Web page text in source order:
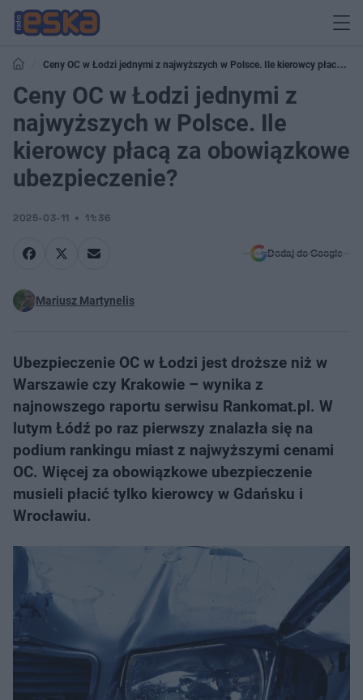
Ceny OC w Łodzi jednymi z najwyższych w Polsce. Ile kierowcy płacą za
obowiązkowe ubezpieczenie?
Ceny OC w Łodzi jednymi z
najwyższych w Polsce. Ile
kierowcy płacą za obowiązkowe
ubezpieczenie?
2025-03-11 11:36
Dodaj do Google
Mariusz Martynelis
Ubezpieczenie OC w Łodzi jest droższe niż w
Warszawie czy Krakowie – wynika z
najnowszego raportu serwisu Rankomat.pl. W
lutym Łódź po raz pierwszy znalazła się na
podium rankingu miast z najwyższymi cenami
OC. Więcej za obowiązkowe ubezpieczenie
musieli płacić tylko kierowcy w Gdańsku i
Wrocławiu.